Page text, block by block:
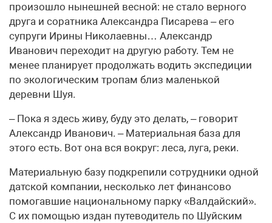
произошло нынешней весной: не стало верного
друга и соратника Александра Писарева – его
супруги Ирины Николаевны… Александр
Иванович переходит на другую работу. Тем не
менее планирует продолжать водить экспедиции
по экологическим тропам близ маленькой
деревни Шуя.
– Пока я здесь живу, буду это делать, – говорит
Александр Иванович. – Материальная база для
этого есть. Вот она вся вокруг: леса, луга, реки.
Материальную базу подкрепили сотрудники одной
датской компании, несколько лет финансово
помогавшие национальному парку «Валдайский».
С их помощью издан путеводитель по Шуйским